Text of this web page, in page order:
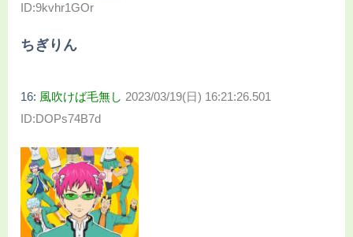
ID:9kvhr1GOr
ちぎりん
16: 風吹けば毛無し 2023/03/19(日) 16:21:26.501
ID:DOPs74B7d